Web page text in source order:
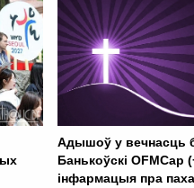
Адышоў у вечнасць
Банькоўскі OFMCap
інфармацыя пра